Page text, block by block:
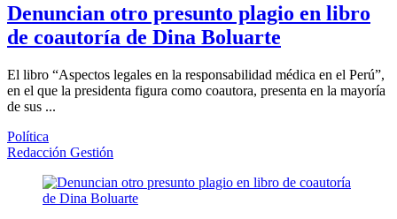
Denuncian otro presunto plagio en libro
de coautoría de Dina Boluarte
El libro “Aspectos legales en la responsabilidad médica en el Perú”,
en el que la presidenta figura como coautora, presenta en la mayoría
de sus ...
Política
Redacción Gestión